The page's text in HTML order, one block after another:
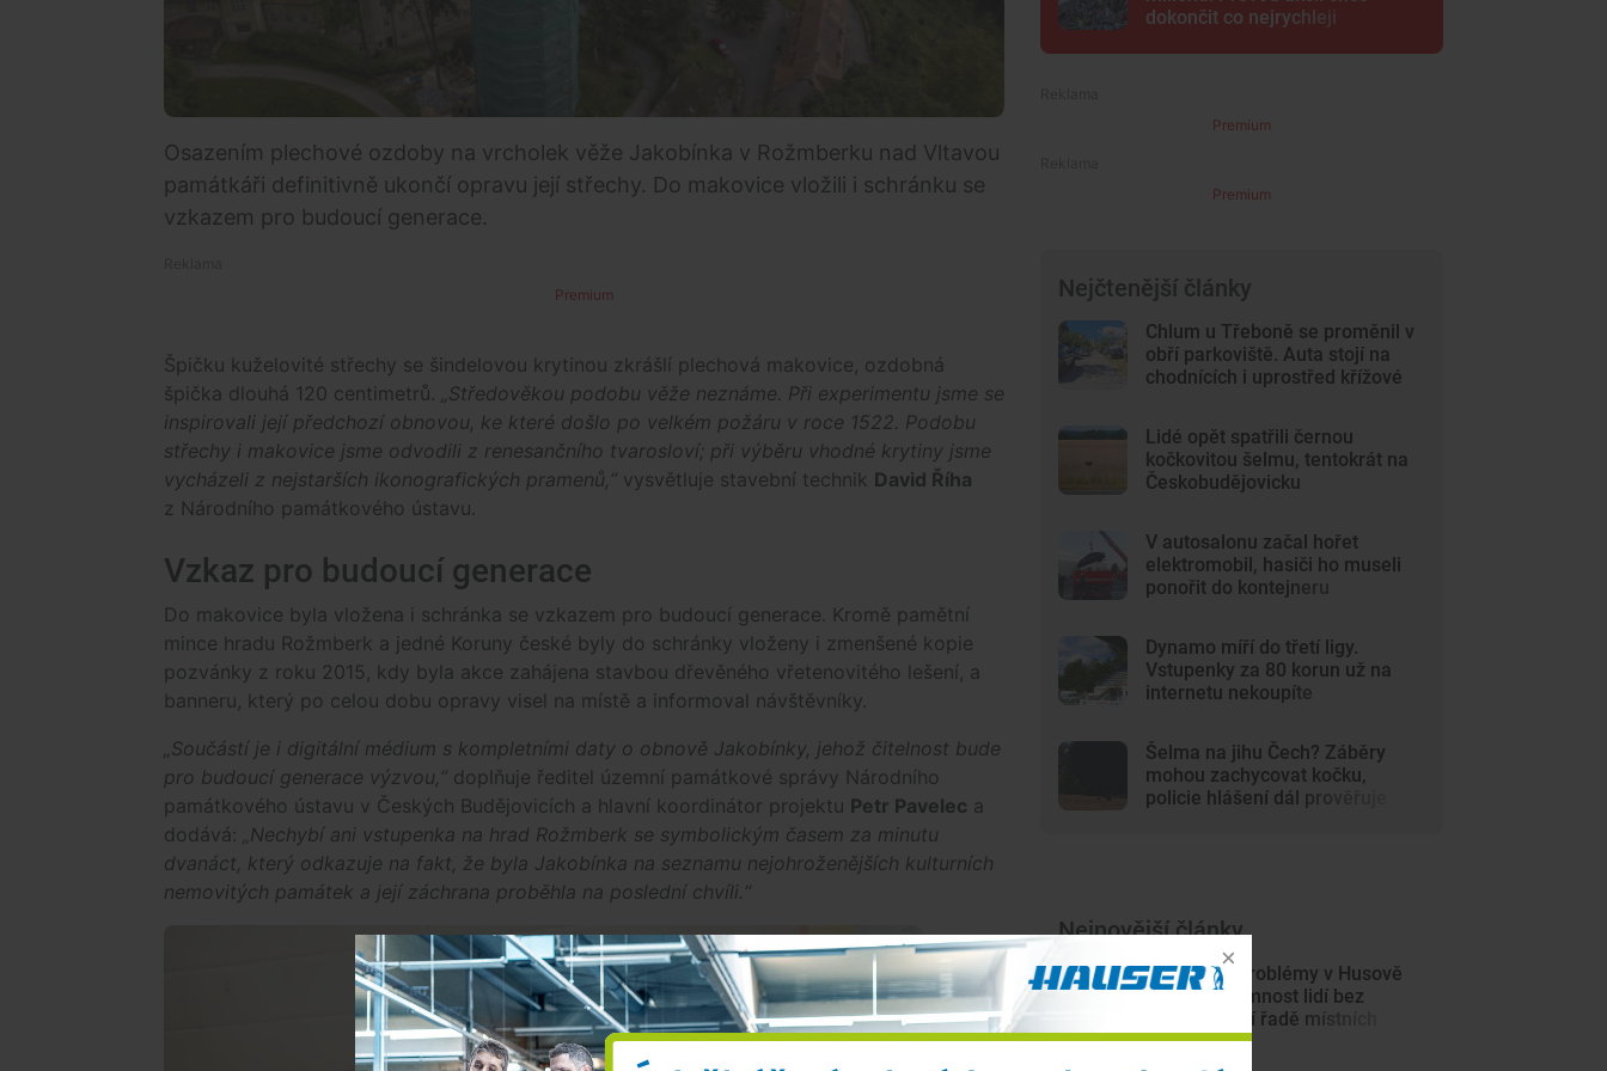
Osazením plechové ozdoby na vrcholek věže Jakobínka v Rožmberku nad Vltavou
památkáři definitivně ukončí opravu její střechy. Do makovice vložili i schránku se
vzkazem pro budoucí generace.
Premium
Špičku kuželovité střechy se šindelovou krytinou zkrášlí plechová makovice, ozdobná
špička dlouhá 120 centimetrů.
„Středověkou podobu věže neznáme. Při experimentu jsme se
inspirovali její předchozí obnovou, ke které došlo po velkém požáru v roce 1522. Podobu
střechy i makovice jsme odvodili z renesančního tvarosloví; při výběru vhodné krytiny jsme
vycházeli z nejstarších ikonografických pramenů,“ vysvětluje stavební technik David Říha
z Národního památkového ústavu.
Vzkaz pro budoucí generace
Do makovice byla vložena i schránka se vzkazem pro budoucí generace. Kromě pamětní
mince hradu Rožmberk a jedné Koruny české byly do schránky vloženy i zmenšené kopie
pozvánky z roku 2015, kdy byla akce zahájena stavbou dřevěného vřetenovitého lešení, a
banneru, který po celou dobu opravy visel na místě a informoval návštěvníky.
„Součástí je i digitální médium s kompletními daty o obnově Jakobínky, jehož čitelnost bude
pro budoucí generace výzvou,“ doplňuje ředitel územní památkové správy Národního
památkového ústavu v Českých Budějovicích a hlavní koordinátor projektu Petr Pavelec a
dodává:
„Nechybí ani vstupenka na hrad Rožmberk se symbolickým časem za minutu
dvanáct, který odkazuje na fakt, že byla Jakobínka na seznamu nejohroženějších kulturních
nemovitých památek a její záchrana proběhla na poslední chvíli.“
dokončit co nejrychleji
Premium
Premium
Nejčtenější články
Chlum u Třeboně se proměnil v
obří parkoviště. Auta stojí na
chodnících i uprostřed křížové
Lidé opět spatřili černou
kočkovitou šelmu, tentokrát na
Českobudějovicku
V autosalonu začal hořet
elektromobil, hasiči ho museli
ponořit do kontejneru
Dynamo míří do třetí ligy.
Vstupenky za 80 korun už na
internetu nekoupíte
Šelma na jihu Čech? Záběry
mohou zachycovat kočku,
policie hlášení dál prověřuje
Nejnovější články
Tábor řeší problémy v Husově
parku. Přítomnost lidí bez
domova vadí řadě místních